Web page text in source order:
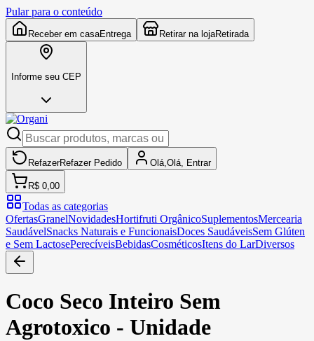
Pular para o conteúdo
Receber em casaEntrega Retirar na lojaRetirada
Informe seu CEP
RefazerRefazer Pedido Olá, Olá, Entrar
R$ 0,00
Todas as categorias
OfertasGranelNovidadesHortifruti OrgânicoSuplementosMercearia
SaudávelSnacks Naturais e FuncionaisDoces SaudáveisSem Glúten
e Sem LactosePerecíveisBebidasCosméticosItens do LarDiversos
Coco Seco Inteiro Sem
Agrotoxico - Unidade